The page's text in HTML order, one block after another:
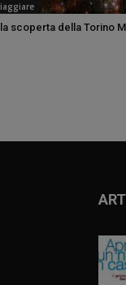
scoperta della Torino